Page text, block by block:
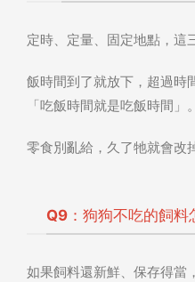
定時、定量、固定地點，這
飯時間到了就放下，超過時
「吃飯時間就是吃飯時間」。
零食別亂給，久了牠就會改
Q9：狗狗不吃的飼料
如果飼料還新鮮、保存得當